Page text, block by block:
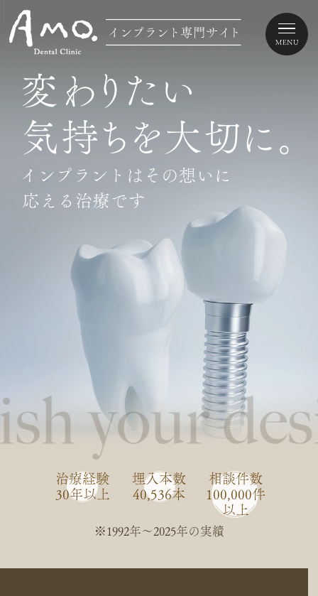
治療経験
30年以上
埋入本数
40,536本
相談件数
100,000件
以上
※1992年〜2025年の実績